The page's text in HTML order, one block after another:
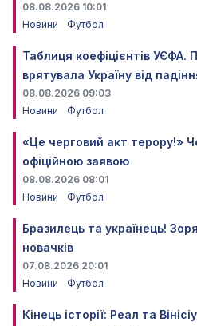
08.08.2026 10:01
Новини
Футбол
Таблиця коефіцієнтів
врятувала Україну від
08.08.2026 09:03
Новини
Футбол
«Це черговий акт терору!»
офіційною заявою
08.08.2026 08:01
Новини
Футбол
Бразилець та українець!
новачків
07.08.2026 20:01
Новини
Футбол
Кінець історії: Реал та